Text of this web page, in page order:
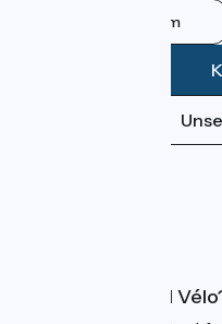
Instagram
Was ist Accueil